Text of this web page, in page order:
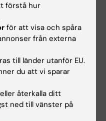
att samla, bearbeta
samt muntligt
och diskutera
samt i enlighet
dokumentera
förstå hur
för att visa och spåra
från externa
till länder utanför EU.
du att vi sparar
återkalla ditt
ned till vänster på